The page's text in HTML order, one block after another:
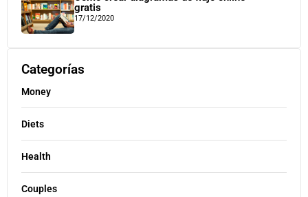
gratis
17/12/2020
Categorías
Money
Diets
Health
Couples